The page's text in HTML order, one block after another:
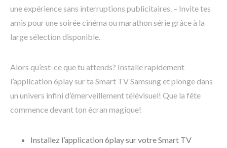
une expérience sans interruptions publicitaires. – Invite tes
amis pour une soirée cinéma ou marathon série grâce à la
large sélection disponible.
Alors qu’est-ce que tu attends? Installe rapidement
l’application 6play sur ta Smart TV Samsung et plonge dans
un univers infini d’émerveillement télévisuel! Que la fête
commence devant ton écran magique!
Installez l’application 6play sur votre Smart TV